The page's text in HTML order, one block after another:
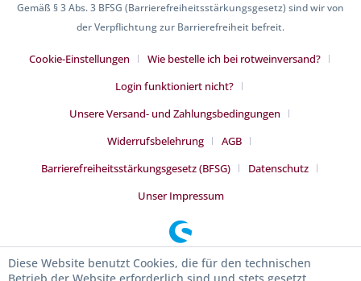
Gemäß § 3 Abs. 3 BFSG (Barrierefreiheitsstärkungsgesetz) sind wir von
der Verpflichtung zur Barrierefreiheit befreit.
Cookie-Einstellungen
Wie bestelle ich bei rotweinversand?
Login funktioniert nicht?
Unsere Versand- und Zahlungsbedingungen
Widerrufsbelehrung
AGB
Barrierefreiheitsstärkungsgesetz (BFSG)
Datenschutz
Unser Impressum
Diese Website benutzt Cookies, die für den technischen